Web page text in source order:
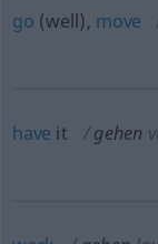
go (well), move
have it gehen